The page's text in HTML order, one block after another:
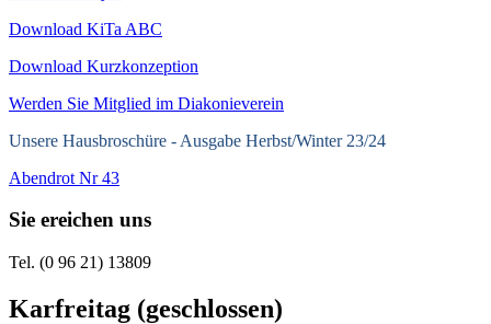
Download KiTa ABC
Download Kurzkonzeption
Werden Sie Mitglied im Diakonieverein
Unsere Hausbroschüre - Ausgabe Herbst/Winter 23/24
Abendrot Nr 43
Sie ereichen uns
Tel. (0 96 21) 13809
Karfreitag (geschlossen)